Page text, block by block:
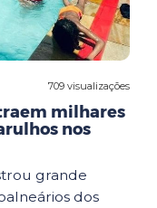
709 visualizações
milhares
nos
grande
dos